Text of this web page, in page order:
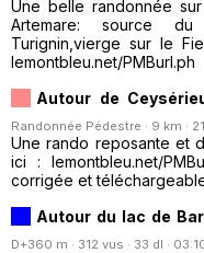
Une belle randonnée
Artemare: source du
Turignin,vierge sur le
lemontbleu.net/PMBurl.ph
Autour de
Randonnée Pédestre · 9 km ·
Une rando reposante et
ici : lemontbleu.net/
corrigée et
Autour du lac de
D+360 m · 312 vus · 33 dl ·